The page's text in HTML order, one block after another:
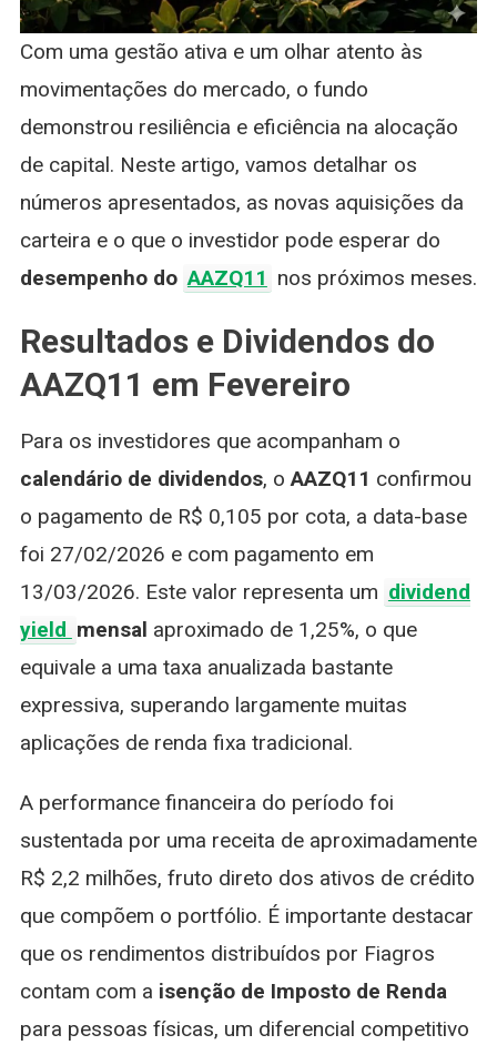
Com uma gestão ativa e um olhar atento às
movimentações do mercado, o fundo
demonstrou resiliência e eficiência na alocação
de capital. Neste artigo, vamos detalhar os
números apresentados, as novas aquisições da
carteira e o que o investidor pode esperar do
desempenho do AAZQ11 nos próximos meses.
Resultados e Dividendos do
AAZQ11 em Fevereiro
Para os investidores que acompanham o
calendário de dividendos, oAAZQ11 confirmou
o pagamento de R$ 0,105 por cota, a data-base
foi 27/02/2026 e com pagamento em
13/03/2026. Este valor representa um dividend
yield mensal aproximado de 1,25%, o que
equivale a uma taxa anualizada bastante
expressiva, superando largamente muitas
aplicações de renda fixa tradicional.
A performance financeira do período foi
sustentada por uma receita de aproximadamente
R$ 2,2 milhões, fruto direto dos ativos de crédito
que compõem o portfólio. É importante destacar
que os rendimentos distribuídos por Fiagros
contam com a isenção de Imposto de Renda
para pessoas físicas, um diferencial competitivo